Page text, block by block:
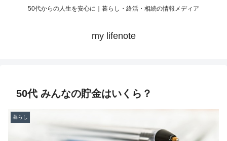
50代からの人生を安心に｜暮らし・終活・相続の情報メディア
my lifenote
50代 みんなの貯金はいくら？
暮らし